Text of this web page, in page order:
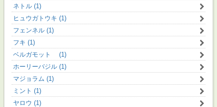
ネトル (1)
ヒュウガトウキ (1)
フェンネル (1)
フキ (1)
ベルガモット (1)
ホーリーバジル (1)
マジョラム (1)
ミント (1)
ヤロウ (1)